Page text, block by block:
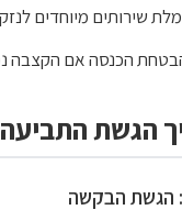
שירותים מיוחדים
הכנסה אם הקצבה
הגשת התביעה